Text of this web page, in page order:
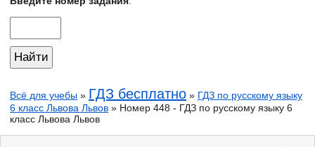
Всё для учебы » ГДЗ бесплатно » ГДЗ по русскому языку
6 класс Львова Львов » Номер 448 - ГДЗ по русскому языку 6
класс Львова Львов